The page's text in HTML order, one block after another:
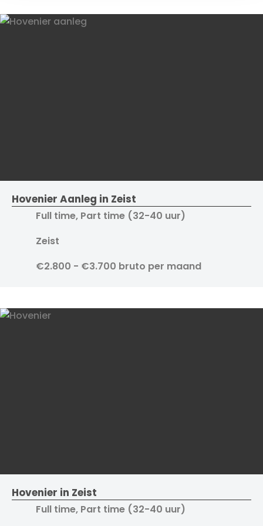
Hovenier Aanleg in Zeist
Full time, Part time (32-40 uur)
Zeist
€2.800 - €3.700 bruto per maand
Hovenier in Zeist
Full time, Part time (32-40 uur)